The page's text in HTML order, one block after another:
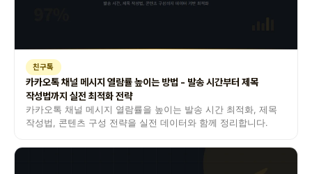
친구톡
카카오톡 채널 메시지 열람률 높이는 방법 - 발송 시간부터 제목
작성법까지 실전 최적화 전략
카카오톡 채널 메시지 열람률을 높이는 발송 시간 최적화, 제목
작성법, 콘텐츠 구성 전략을 실전 데이터와 함께 정리합니다.